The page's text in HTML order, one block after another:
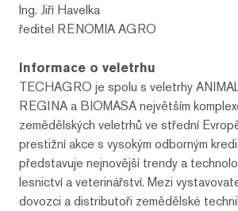
Ing. Jiří Havelka
ředitel RENOMIA AGRO
Informace o veletrhu
TECHAGRO je spolu s veletrhy
REGINA a BIOMASA největším
zemědělských veletrhů ve střední
prestižní akce s vysokým odborným
představuje nejnovější trendy a
lesnictví a veterinářství. Mezi
dovozci a distributoři zemědělské